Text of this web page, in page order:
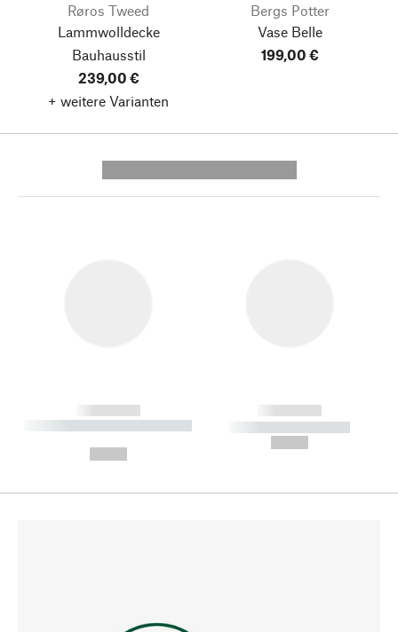
Røros Tweed
Lammwolldecke
Bauhausstil
239,00 €
+ weitere Varianten
Bergs Potter
Vase Belle
199,00 €
------------
----------- ----------- --------
------------
----------- -----------